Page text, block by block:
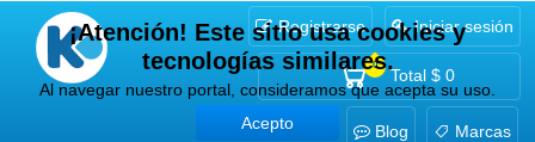
Registrarse Iniciar sesión
0
Total $ 0
Blog Marcas
¡Atención! Este sitio usa cookies y
tecnologías similares.
Al navegar nuestro portal, consideramos que acepta su uso.
Acepto